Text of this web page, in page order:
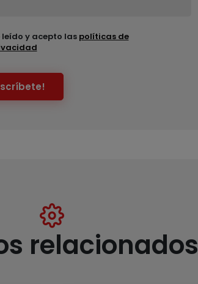
leído y acepto las políticas de
relacionados